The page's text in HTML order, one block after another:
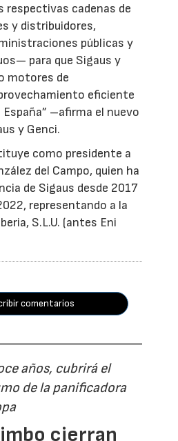
respectivas cadenas de
y distribuidores,
públicas y
para que Sigaus y
motores de
eficiente
–afirma el nuevo
y Genci.
como presidente a
del Campo, quien ha
de Sigaus desde 2017
representando a la
S.L.U. (antes Eni
comentarios
años, cubrirá el
de la panificadora
cierran